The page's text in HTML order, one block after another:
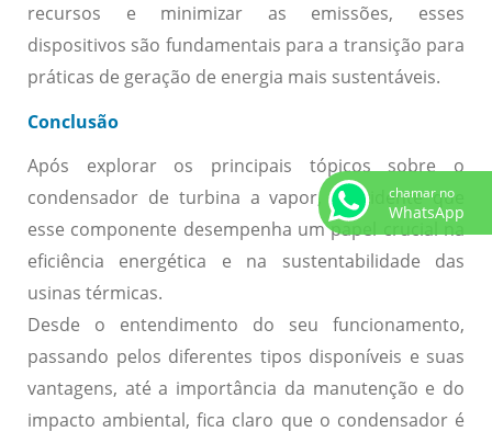
recursos e minimizar as emissões, esses
dispositivos são fundamentais para a transição para
práticas de geração de energia mais sustentáveis.
Conclusão
Após explorar os principais tópicos sobre o
condensador de turbina a vapor, é evidente que
esse componente desempenha um papel crucial na
eficiência energética e na sustentabilidade das
usinas térmicas.
Desde o entendimento do seu funcionamento,
passando pelos diferentes tipos disponíveis e suas
vantagens, até a importância da manutenção e do
impacto ambiental, fica claro que o condensador é
chamar no
WhatsApp